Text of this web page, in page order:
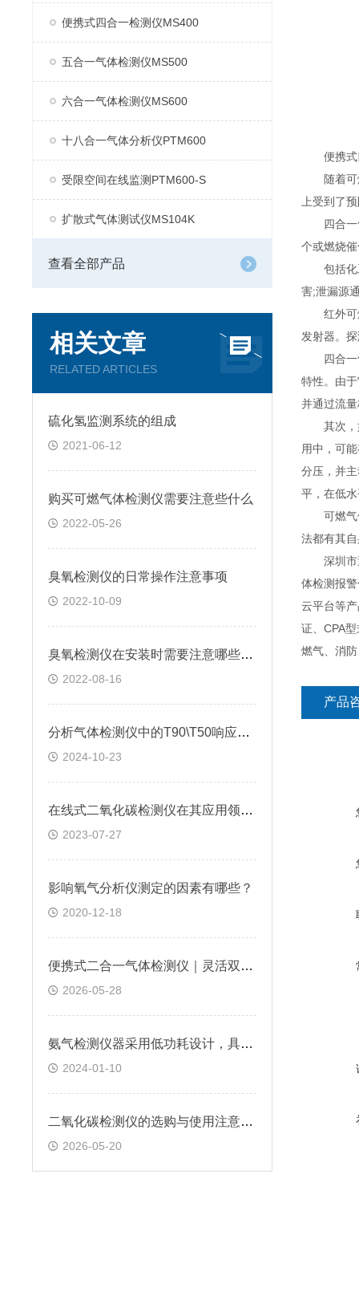
便携式四合一检测仪MS400
五合一气体检测仪MS500
六合一气体检测仪MS600
十八合一气体分析仪PTM600
受限空间在线监测PTM600-S
扩散式气体测试仪MS104K
查看全部产品
相关文章
RELATED ARTICLES
硫化氢监测系统的组成
2021-06-12
购买可燃气体检测仪需要注意些什么
2022-05-26
臭氧检测仪的日常操作注意事项
2022-10-09
臭氧检测仪在安装时需要注意哪些问题?
2022-08-16
分析气体检测仪中的T90\T50响应时间
2024-10-23
在线式二氧化碳检测仪在其应用领域发挥的作用
2023-07-27
影响氧气分析仪测定的因素有哪些？
2020-12-18
便携式二合一气体检测仪｜灵活双气检测，让工业安全巡检更可靠
2026-05-28
氨气检测仪器采用低功耗设计，具有较长的使用寿命
2024-01-10
二氧化碳检测仪的选购与使用注意事项
2026-05-20
便携式四
随着可燃
上受到了
四合一气
个或燃烧
包括化工
害;泄漏源
红外可燃
发射器。
四合一气
特性。由
并通过流
其次，如
用中，可
分压，并
平，在低
可燃气体
法都有其
深圳市逸
体检测报
云平台等
证、CPA
燃气、消
产品